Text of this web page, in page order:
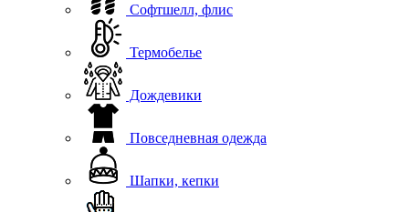
Софтшелл, флис
Термобелье
Дождевики
Повседневная одежда
Шапки, кепки